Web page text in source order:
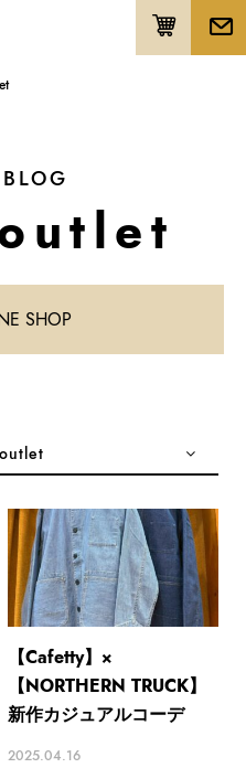
SHOP
【Cafetty】×
【NORTHERN TRUCK】
新作カジュアルコーデ
2025.04.16